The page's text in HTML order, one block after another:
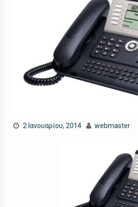
2 Ιανουαρίου, 2014 webmaster